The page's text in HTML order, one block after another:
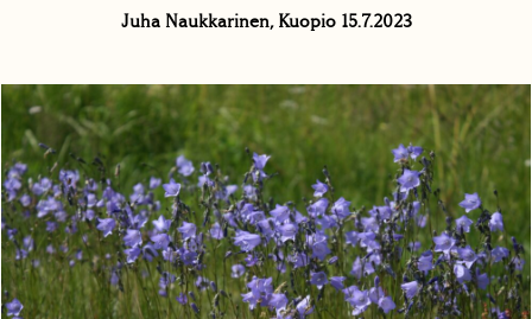
Juha Naukkarinen, Kuopio 15.7.2023